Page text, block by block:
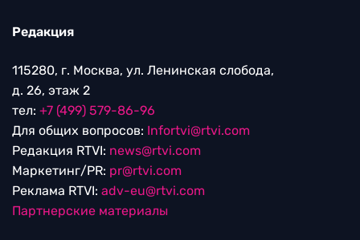
Редакция
115280, г. Москва, ул. Ленинская слобода,
д. 26, этаж 2
тел: +7 (499) 579-86-96
Для общих вопросов: Infortvi@rtvi.com
Редакция RTVI: news@rtvi.com
Маркетинг/PR: pr@rtvi.com
Реклама RTVI: adv-eu@rtvi.com
Партнерские материалы